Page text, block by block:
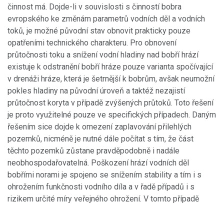
činnost má. Dojde-li v souvislosti s činností bobra
evropského ke změnám parametrů vodních děl a vodních
toků, je možné původní stav obnovit prakticky pouze
opatřeními technického charakteru. Pro obnovení
průtočnosti toku a snížení vodní hladiny nad bobří hrází
existuje k odstranění bobří hráze pouze varianta spočívající
v drenáži hráze, která je šetrnější k bobrům, avšak neumožní
pokles hladiny na původní úroveň a taktéž nezajistí
průtočnost koryta v případě zvýšených průtoků. Toto řešení
je proto využitelné pouze ve specifických případech. Daným
řešením sice dojde k omezení zaplavování přilehlých
pozemků, nicméně je nutné dále počítat s tím, že část
těchto pozemků zůstane pravděpodobně i nadále
neobhospodařovatelná. Poškození hrází vodních děl
bobřími norami je spojeno se snížením stability a tím i s
ohrožením funkčnosti vodního díla a v řadě případů i s
rizikem určité míry veřejného ohrožení. V tomto případě